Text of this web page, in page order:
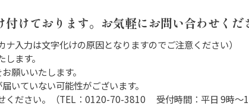
けております。お気軽にお問い合わせくだ
入力は文字化けの原因となりますのでご注意ください）
ます。
願いいたします。
いていない可能性がございます。
ください。（TEL：0120-70-3810 受付時間：平日 9時〜